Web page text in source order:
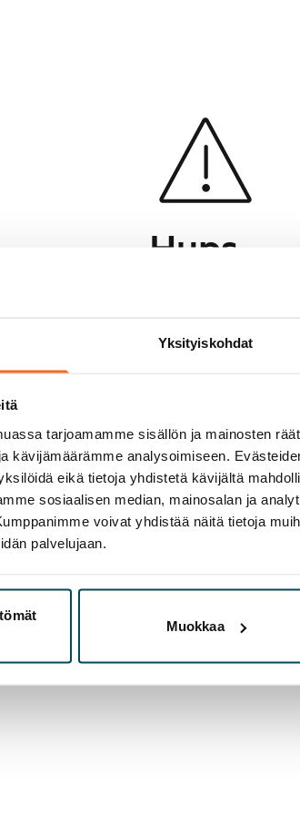
Yksityiskohdat
tarjoamamme sisällön ja mainosten
kävijämäärämme analysoimiseen.
eikä tietoja yhdistetä kävijältä
sosiaalisen median, mainosalan ja
voivat yhdistää näitä tietoja
palvelujaan.
Muokkaa
Hups...